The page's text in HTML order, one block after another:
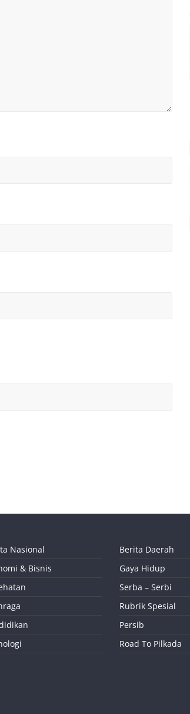
Nasional
& Bisnis
Berita Daerah
Gaya Hidup
Serba – Serbi
Rubrik Spesial
Persib
Road To Pilkada